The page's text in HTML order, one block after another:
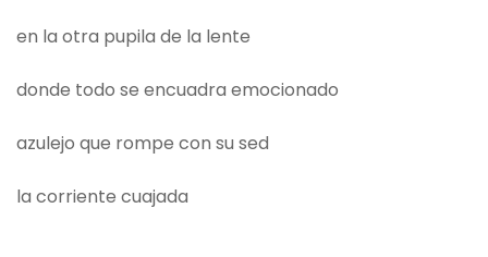
en la otra pupila de la lente
donde todo se encuadra emocionado
azulejo que rompe con su sed
la corriente cuajada